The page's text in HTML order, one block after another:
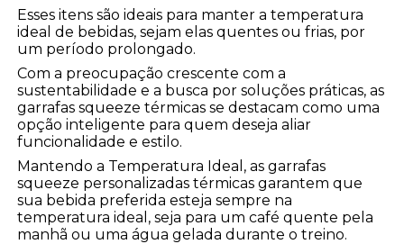
Esses itens são ideais para manter a temperatura
ideal de bebidas, sejam elas quentes ou frias, por
um período prolongado.
Com a preocupação crescente com a
sustentabilidade e a busca por soluções práticas, as
garrafas squeeze térmicas se destacam como uma
opção inteligente para quem deseja aliar
funcionalidade e estilo.
Mantendo a Temperatura Ideal, as garrafas
squeeze personalizadas térmicas garantem que
sua bebida preferida esteja sempre na
temperatura ideal, seja para um café quente pela
manhã ou uma água gelada durante o treino.